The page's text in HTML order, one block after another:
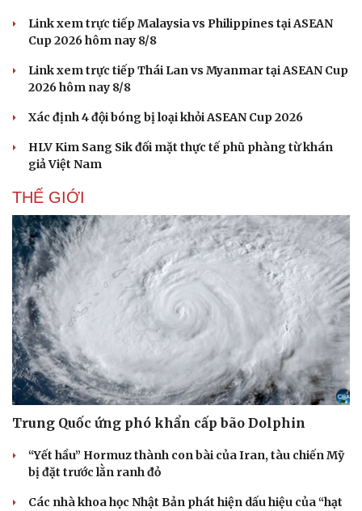
Du lịch
Tư vấn
Săn Tour
check-in
Podcast
Câu chuyện thời sự
Đọc truyện đêm khuya
Cửa sổ tình yêu
Kể chuyện cho bé
Hạt giống tâm hồn
Link xem trực tiếp Malaysia vs Philippines tại ASEAN
Cup 2026 hôm nay 8/8
Link xem trực tiếp Thái Lan vs Myanmar tại ASEAN Cup
2026 hôm nay 8/8
Xác định 4 đội bóng bị loại khỏi ASEAN Cup 2026
HLV Kim Sang Sik đối mặt thực tế phũ phàng từ khán
giả Việt Nam
THẾ GIỚI
Trung Quốc ứng phó khẩn cấp bão Dolphin
“Yết hầu” Hormuz thành con bài của Iran, tàu chiến Mỹ
bị đặt trước lằn ranh đỏ
Các nhà khoa học Nhật Bản phát hiện dấu hiệu của “hạt